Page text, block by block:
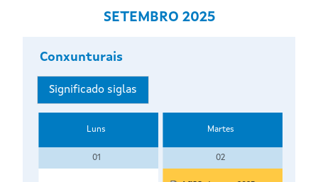
SETEMBRO 2025
Conxunturais
Significado siglas
Luns Martes
01 02